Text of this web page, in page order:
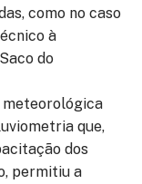
como no caso
à
do
meteorológica
que,
dos
permitiu a